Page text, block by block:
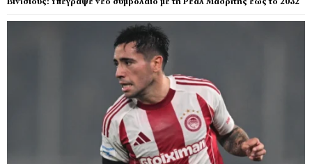
Βινίσιους: Υπέγραψε νέο συμβόλαιο με τη Ρεάλ Μαδρίτης έως το 2032